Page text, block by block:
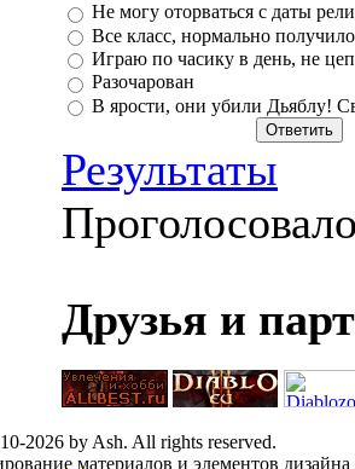
Не могу оторваться с даты
Все класс, нормально
Играю по часику в день, не
Разочарован
В ярости, они убили Дьяблу!
Результаты
Друзья и
2026 by Ash. All rights reserved.
материалов и элементов